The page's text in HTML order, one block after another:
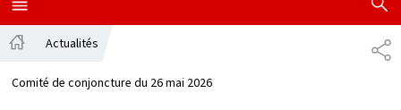
MENU
PRINCIPAL
Actualités
Comité de conjoncture du 26 mai 2026